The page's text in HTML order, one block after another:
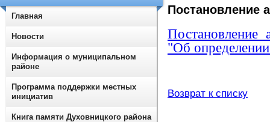
Постановление
"Об
Возврат к списку
Главная
Новости
Информация о муниципальном
районе
Программа поддержки местных
инициатив
Книга памяти Духовницкого района